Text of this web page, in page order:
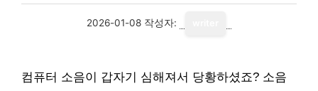
2026-01-08 작성자:
컴퓨터 소음이 갑자기 심해져서 당황하셨죠? 소음